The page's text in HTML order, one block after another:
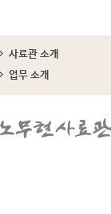
사료관 소개
업무 소개